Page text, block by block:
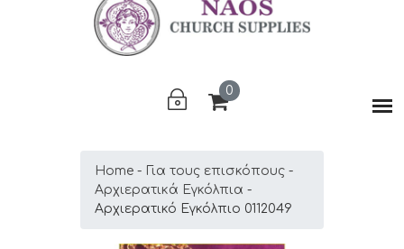
0
Home
Για τους επισκόπους
Αρχιερατικά Εγκόλπια
Αρχιερατικό Εγκόλπιο 0112049